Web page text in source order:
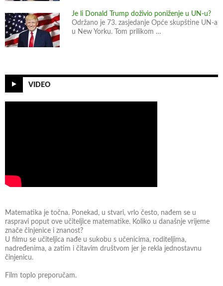
Je li Donald Trump doživio poniženje u UN-u?
Održano je 73. zasjedanje Opće skupštine UN-a
u New Yorku. Tom prilikom …
VIDEO
Matematika je točna. Ponekad, u stvari, vrlo često, nađem se u
raspravi poput ove učiteljice matematike. Koliko u današnje vrijeme
znače činjenice i znanost?
U filmu se učiteljica nađe u sukobu s učenicima, roditeljima,
nadređenima, a zatim i čitavim društvom jer je rekla jednostavnu
činjenicu.
Film toplo preporučam.